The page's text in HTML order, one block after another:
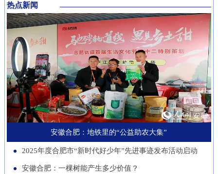
面的扎实成效。近年来，邮储银
行安徽省分行始终将清廉金融文
化建设摆在重要位置，通过常态
化教育、制度完善与持续宣传，
推动廉洁理念内化于心、外化于
行。在开展正面宣传教育的同
时，该行也注重警示教育，特别
是面向党员领导干部开展“以案
示警、以案为戒、以案促改”专
题教育，着力构建“不敢腐、不
能腐、不想腐”的长效机制，引
的科技企业带来多件实物展品在
中国馆展出，此外，淮南、池州
等地市的老字号、非遗项目也展
示安徽丰富的文化底蕴。进博八
年，安徽从一个“采购者”，努力
成为“战略合作者”，合作模式也
从单纯的“买产品”向“引技术、
促升级”深化。今年安徽交易团
负责组织新兴产业相关单位参会
招商。这一切都服务于一个更精
准的目标：通过进博会，赋能安
色变革，在守护江淮生态屏障的
同时，蹚出了一条生态效益、经
济效益、社会效益共赢的新路
径。作为全国林业大省，安徽现
有国有林场100个，经营总面积
超400万亩。近年来，安徽深入
贯彻落实习近平生态文明思想，
以国有林场改革为契机，通过创
新经营模式、拓展产业维度、深
化联农机制，让昔日“只守青山
经济“前沿阵地”。合肥大学“智
慧交通”团队正在基础理论、关
键核心技术、人才队伍、产业发
展等方面全面发力，着力支撑合
肥打造综合交通枢纽科技力量。
近年来，合肥大学智能建造与交
通学院积极布局低空交通发展新
赛道，打造安徽省智慧交通大数
据分析与应用工程实验室等学科
交叉创新平台，联合头部企业开
展低空物流、城市应急等多应用
场景技术攻关。2025年，团
热点新闻
安徽合肥：地铁里的“公益助农大集”
2025年度合肥市“新时代好少年”先进事迹发布活动启动
安徽合肥：一棵树能产生多少价值？